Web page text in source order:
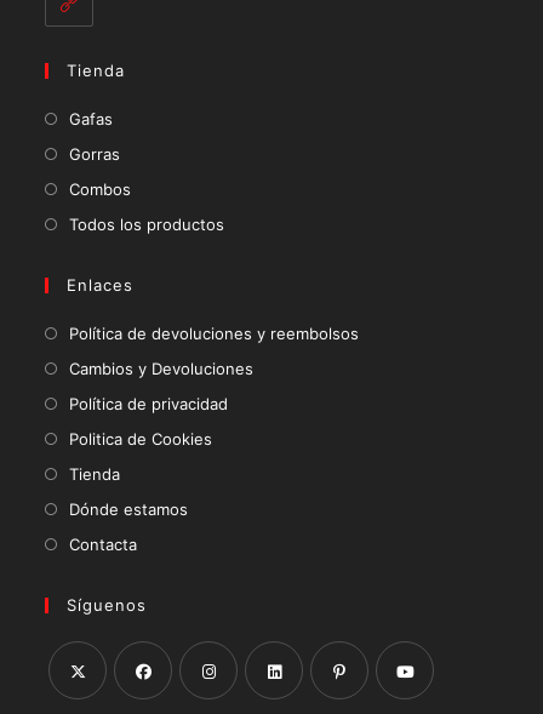
Tienda
Gafas
Gorras
Combos
Todos los productos
Enlaces
Política de devoluciones y reembolsos
Cambios y Devoluciones
Política de privacidad
Politica de Cookies
Tienda
Dónde estamos
Contacta
Síguenos